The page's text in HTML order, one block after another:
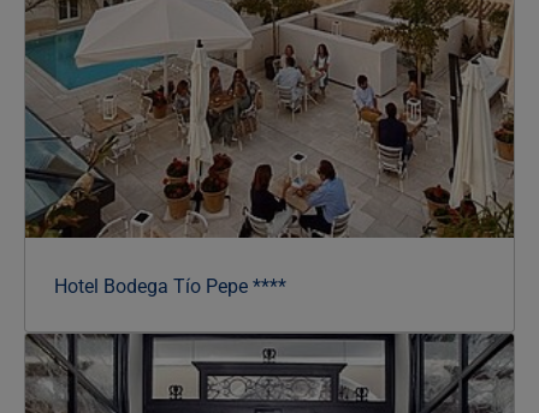
Hotel Bodega Tío Pepe ****